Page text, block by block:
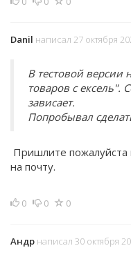
Danil написал 27 октября
В тестовой версии
товаров с ексель".
зависает.
Попробывал
Пришлите пожалуйста
на почту.
0 0 0
Андр написал 30 октября